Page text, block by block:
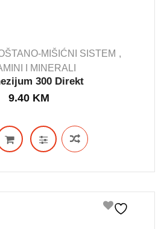
IN STOCK
MIŠIĆNI SISTEM
I MINERALI
300 Direkt
9.40 KM